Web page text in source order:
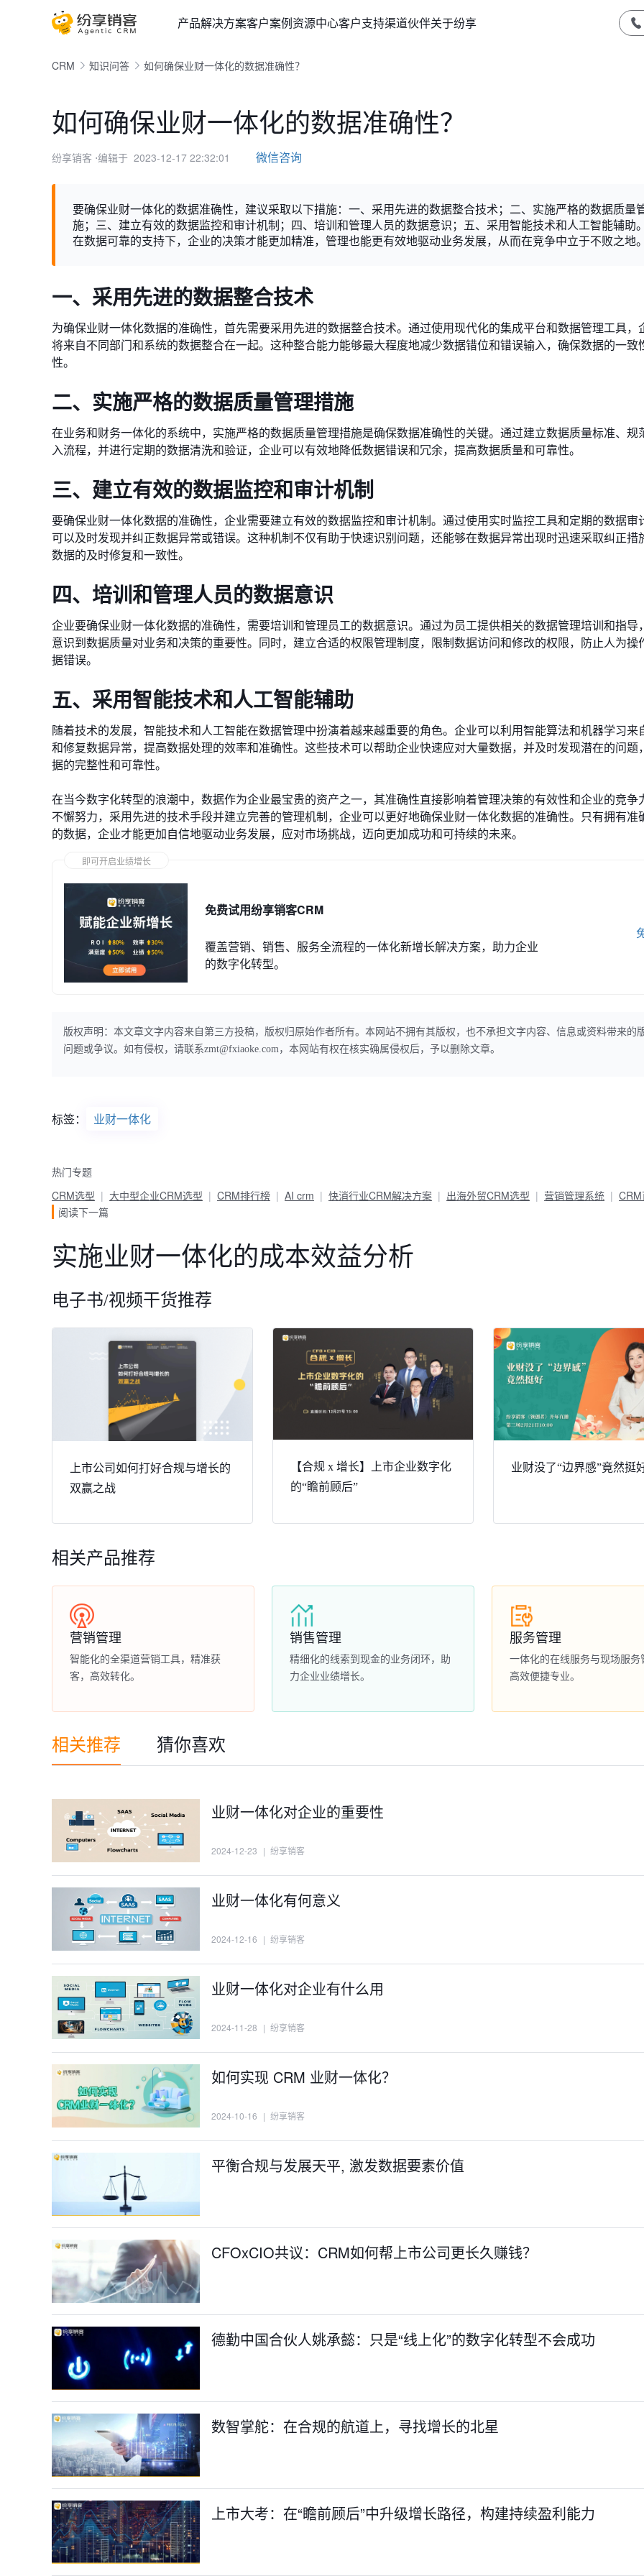
产品解决方案客户案例资源中心客户支持渠道伙伴关于纷享
CRM 知识问答 如何确保业财一体化的数据准确性？
如何确保业财一体化的数据准确性？
纷享销客 ⋅编辑于 2023-12-17 22:32:01 微信咨询
要确保业财一体化的数据准确性，建议采取以下措施：一、采用先进的数据整合技术；二、实施严格的数据质量
施；三、建立有效的数据监控和审计机制；四、培训和管理人员的数据意识；五、采用智能技术和人工智能辅助
在数据可靠的支持下，企业的决策才能更加精准，管理也能更有效地驱动业务发展，从而在竞争中立于不败之地
一、采用先进的数据整合技术
为确保业财一体化数据的准确性，首先需要采用先进的数据整合技术。通过使用现代化的集成平台和数据管理工具，
将来自不同部门和系统的数据整合在一起。这种整合能力能够最大程度地减少数据错位和错误输入，确保数据的一致
性。
二、实施严格的数据质量管理措施
在业务和财务一体化的系统中，实施严格的数据质量管理措施是确保数据准确性的关键。通过建立数据质量标准、规
入流程，并进行定期的数据清洗和验证，企业可以有效地降低数据错误和冗余，提高数据质量和可靠性。
三、建立有效的数据监控和审计机制
要确保业财一体化数据的准确性，企业需要建立有效的数据监控和审计机制。通过使用实时监控工具和定期的数据审
可以及时发现并纠正数据异常或错误。这种机制不仅有助于快速识别问题，还能够在数据异常出现时迅速采取纠正措
数据的及时修复和一致性。
四、培训和管理人员的数据意识
企业要确保业财一体化数据的准确性，需要培训和管理员工的数据意识。通过为员工提供相关的数据管理培训和指导
意识到数据质量对业务和决策的重要性。同时，建立合适的权限管理制度，限制数据访问和修改的权限，防止人为操
据错误。
五、采用智能技术和人工智能辅助
随着技术的发展，智能技术和人工智能在数据管理中扮演着越来越重要的角色。企业可以利用智能算法和机器学习来
和修复数据异常，提高数据处理的效率和准确性。这些技术可以帮助企业快速应对大量数据，并及时发现潜在的问题
据的完整性和可靠性。
在当今数字化转型的浪潮中，数据作为企业最宝贵的资产之一，其准确性直接影响着管理决策的有效性和企业的竞争
不懈努力，采用先进的技术手段并建立完善的管理机制，企业可以更好地确保业财一体化数据的准确性。只有拥有准
的数据，企业才能更加自信地驱动业务发展，应对市场挑战，迈向更加成功和可持续的未来。
即可开启业绩增长
免费试用纷享销客CRM
覆盖营销、销售、服务全流程的一体化新增长解决方案，助力企业
的数字化转型。
版权声明：本文章文字内容来自第三方投稿，版权归原始作者所有。本网站不拥有其版权，也不承担文字内容、信息或资料带来的
问题或争议。如有侵权，请联系zmt@fxiaoke.com，本网站有权在核实确属侵权后，予以删除文章。
标签： 业财一体化
热门专题
CRM选型
大中型企业CRM选型 CRM排行榜 AI crm 快消行业CRM解决方案 出海外贸CRM选型 营销管理系统
阅读下一篇
实施业财一体化的成本效益分析
电子书/视频干货推荐
上市公司如何打好合规与增长的
双赢之战
【合规 x 增长】上市企业数字化
的“瞻前顾后”
业财没了“边界感”竟然挺
相关产品推荐
营销管理
智能化的全渠道营销工具，精准获
客，高效转化。
销售管理
精细化的线索到现金的业务闭环，助
力企业业绩增长。
服务管理
一体化的在线服务与现场服务
高效便捷专业。
相关推荐 猜你喜欢
业财一体化对企业的重要性
2024-12-23 | 纷享销客
业财一体化有何意义
2024-12-16 | 纷享销客
业财一体化对企业有什么用
2024-11-28 | 纷享销客
如何实现 CRM 业财一体化？
2024-10-16 | 纷享销客
平衡合规与发展天平, 激发数据要素价值
CFOxCIO共议：CRM如何帮上市公司更长久赚钱？
德勤中国合伙人姚承懿：只是“线上化”的数字化转型不会成功
数智掌舵：在合规的航道上，寻找增长的北星
上市大考：在“瞻前顾后”中升级增长路径，构建持续盈利能力